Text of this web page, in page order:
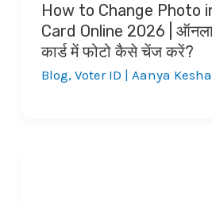
How to Change Photo
Card Online 2026 |
कार्ड में फोटो कैसे चेंज करें?
Blog, Voter ID | Aanya